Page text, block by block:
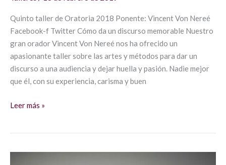
Quinto taller de Oratoria 2018 Ponente: Vincent Von Nereé
Facebook-f Twitter Cómo da un discurso memorable Nuestro
gran orador Vincent Von Nereé nos ha ofrecido un
apasionante taller sobre las artes y métodos para dar un
discurso a una audiencia y dejar huella y pasión. Nadie mejor
que él, con su experiencia, carisma y buen
Leer más »